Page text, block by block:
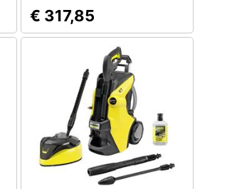
Nero, Bianco, Giallo
€ 317,85